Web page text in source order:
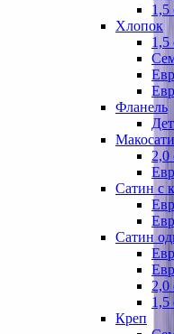
1,5
Хлопок
1,5
Фланель
2,0
Сатин с
Сатин
2,0
1,5
Креп